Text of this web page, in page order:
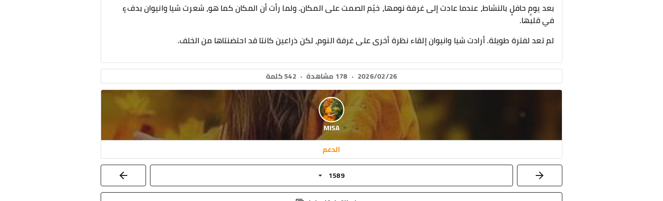
بعد يومٍ حافلٍ بالنشاط، عندما عادت إلى غرفة نومها، خيّم الصمت على المكان. ولما رأت أن المكان كما هو، شعرت شيا وانيوان بدفءٍ
في قلبها.
لم تعد لفترة طويلة. أرادت شيا وانيوان إلقاء نظرة أخرى على غرفة النوم، لكن ذراعين كانتا قد احتضنتاها من الخلف.
2026/02/26
· 178 مشاهدة · 542 كلمة
MISA
الدعم
1589